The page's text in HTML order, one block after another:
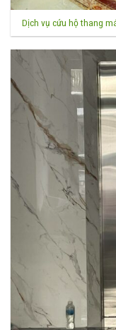
Dịch vụ cứu hộ thang